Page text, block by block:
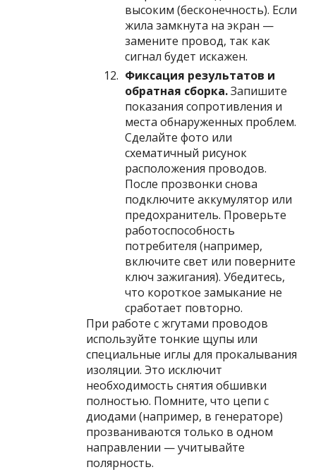
высоким (бесконечность). Если
жила замкнута на экран —
замените провод, так как
сигнал будет искажен.
Фиксация результатов и
обратная сборка.Запишите
показания сопротивления и
места обнаруженных проблем.
Сделайте фото или
схематичный рисунок
расположения проводов.
После прозвонки снова
подключите аккумулятор или
предохранитель. Проверьте
работоспособность
потребителя (например,
включите свет или поверните
ключ зажигания). Убедитесь,
что короткое замыкание не
сработает повторно.
При работе с жгутами проводов
используйте тонкие щупы или
специальные иглы для прокалывания
изоляции. Это исключит
необходимость снятия обшивки
полностью. Помните, что цепи с
диодами (например, в генераторе)
прозваниваются только в одном
направлении — учитывайте
полярность.